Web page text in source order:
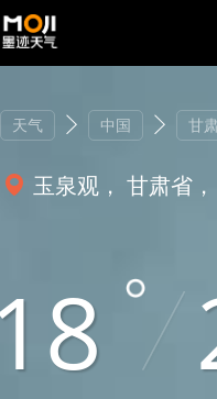
天气 中国 甘
玉泉观， 甘肃省